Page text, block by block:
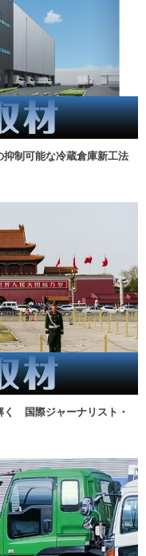
抑制可能な冷蔵倉庫新工法
く 国際ジャーナリスト・